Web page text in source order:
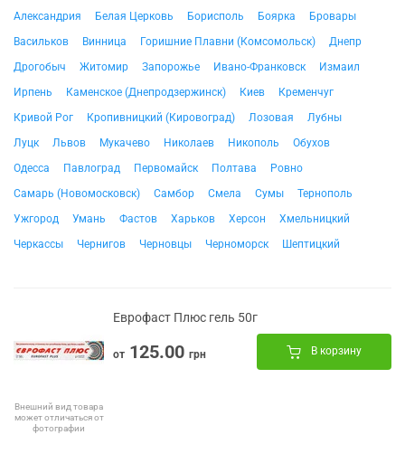
Александрия Белая Церковь Борисполь Боярка
Бровары
Васильков
Винница Горишние Плавни (Комсомольск)
Днепр
Дрогобыч
Житомир Запорожье Ивано-Франковск
Измаил
Ирпень
Каменское (Днепродзержинск) Киев
Кременчуг
Кривой Рог
Кропивницкий (Кировоград) Лозовая
Лубны
Луцк
Львов Мукачево Николаев Никополь
Обухов
Одесса
Павлоград Первомайск Полтава
Ровно
Самарь (Новомосковск)
Самбор Смела Сумы
Тернополь
Ужгород
Умань Фастов Харьков Херсон
Хмельницкий
Черкассы
Чернигов Черновцы Черноморск Шептицкий
Внешний вид товара
может отличаться от
фотографии
Еврофаст Плюс гель 50г
от 125.00 грн В корзину